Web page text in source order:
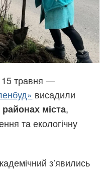
15 травня —
висадили
міста,
та екологічну
з’явились